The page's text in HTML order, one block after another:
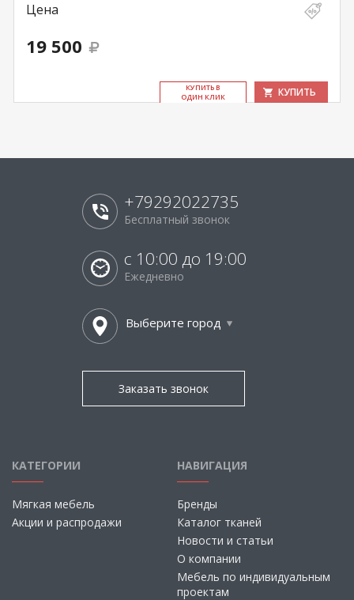
Цена
19 500
КУ­ПИТЬ В
ОДИН КЛИК
КУПИТЬ
+79292022735
Бесплатный звонок
с 10:00 до 19:00
Ежедневно
Выберите город
Заказать звонок
КАТЕГОРИИ
Мягкая мебель
Акции и распродажи
НАВИГАЦИЯ
Бренды
Каталог тканей
Новости и статьи
О компании
Мебель по индивидуальным
проектам